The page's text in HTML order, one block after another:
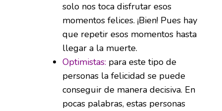
solo nos toca disfrutar esos
momentos felices. ¡Bien! Pues hay
que repetir esos momentos hasta
llegar a la muerte.
Optimistas: para este tipo de
personas la felicidad se puede
conseguir de manera decisiva. En
pocas palabras, estas personas